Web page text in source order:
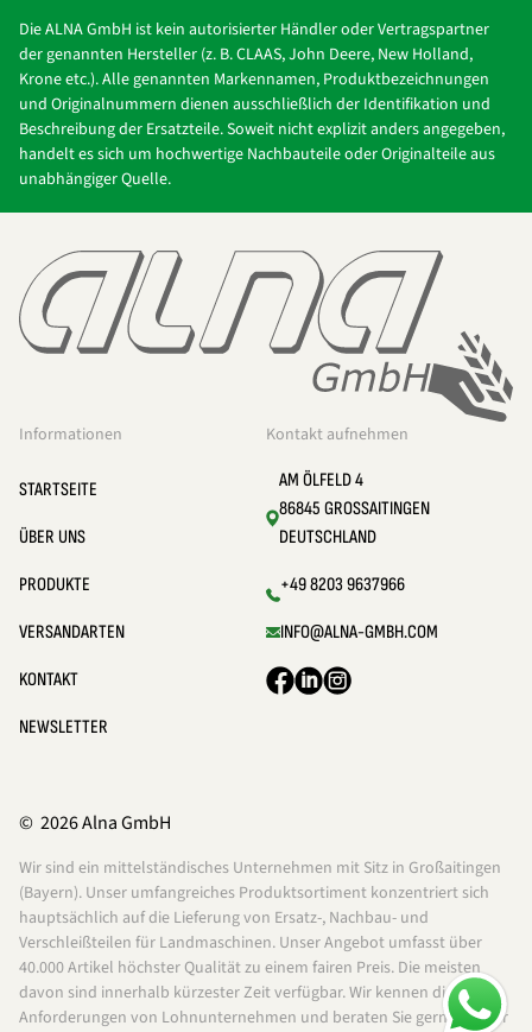
Die ALNA GmbH ist kein autorisierter Händler oder Vertragspartner
der genannten Hersteller (z. B. CLAAS, John Deere, New Holland,
Krone etc.). Alle genannten Markennamen, Produktbezeichnungen
und Originalnummern dienen ausschließlich der Identifikation und
Beschreibung der Ersatzteile. Soweit nicht explizit anders angegeben,
handelt es sich um hochwertige Nachbauteile oder Originalteile aus
unabhängiger Quelle.
Informationen
STARTSEITE
ÜBER UNS
PRODUKTE
VERSANDARTEN
KONTAKT
NEWSLETTER
Kontakt aufnehmen
AM ÖLFELD 4
86845 GROSSAITINGEN
DEUTSCHLAND
+49 8203 9637966
INFO@ALNA-GMBH.COM
© 2026 Alna GmbH
Wir sind ein mittelständisches Unternehmen mit Sitz in Großaitingen
(Bayern). Unser umfangreiches Produktsortiment konzentriert sich
hauptsächlich auf die Lieferung von Ersatz-, Nachbau- und
Verschleißteilen für Landmaschinen. Unser Angebot umfasst über
40.000 Artikel höchster Qualität zu einem fairen Preis. Die meisten
davon sind innerhalb kürzester Zeit verfügbar. Wir kennen die
Anforderungen von Lohnunternehmen und beraten Sie gerne bei der